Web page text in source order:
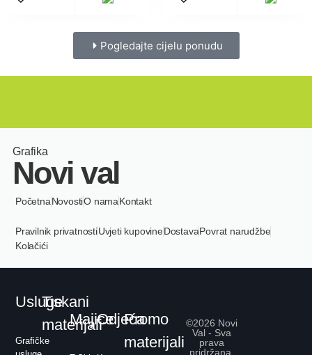
Pogledajte cijelu ponudu
Grafika
Novi val
PočetnaNovostiO namaKontakt
Pravilnik privatnostiUvjeti kupovineDostavaPovrat narudžbe
Kolačići
Usluge
Grafičke
Tiskani
materijali
MajiceOdjećaPromo
materijali
©2026 Novi
Val - Sva
prava
pridržana.